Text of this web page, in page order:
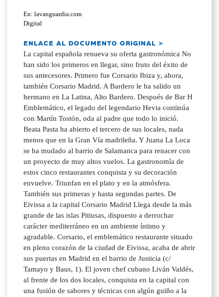
En: lavanguardia.com
Digital
ENLACE AL DOCUMENTO ORIGINAL >
La capital española renueva su oferta gastronómica No
han sido los primeros en llegar, sino fruto del éxito de
sus antecesores. Primero fue Corsario Ibiza y, ahora,
también Corsario Madrid. A Bardero le ha salido un
hermano en La Latina, Alto Bardero. Después de Bar H
Emblemático, el legado del legendario Hevia continúa
con Martín Tostón, oda al padre que todo lo inició.
Beata Pasta ha abierto el tercero de sus locales, nada
menos que en la Gran Vía madrileña. Y Juana La Loca
se ha mudado al barrio de Salamanca para renacer con
un proyecto de muy altos vuelos. La gastronomía de
estos cinco restaurantes conquista y su decoración
envuelve. Triunfan en el plato y en la atmósfera.
También sus primeras y hasta segundas partes. De
Eivissa a la capital Corsario Madrid Llega desde la más
grande de las islas Pitiusas, dispuesto a derrochar
carácter mediterráneo en un ambiente íntimo y
agradable. Corsario, el emblemático restaurante situado
en pleno corazón de la ciudad de Eivissa, acaba de abrir
sus puertas en Madrid en el barrio de Justicia (c/
Tamayo y Baus, 1). El joven chef cubano Liván Valdés,
al frente de los dos locales, conquista en la capital con
una fusión de sabores y técnicas con algún guiño a la